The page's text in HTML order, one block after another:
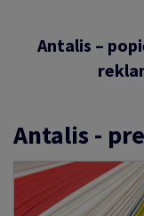
Antalis –
Antalis -